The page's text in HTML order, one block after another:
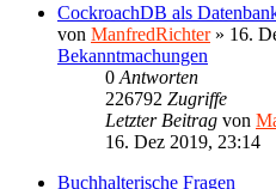
CockroachDB als
von ManfredRichter» 16.
Bekanntmachungen
0 Antworten
226792 Zugriffe
Letzter Beitrag von
16. Dez 2019, 23:14
Buchhalterische Fragen